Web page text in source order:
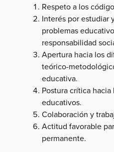
Respeto a los
Interés por estudiar
problemas
responsabilidad
Apertura hacia los
teórico-
educativa.
Postura crítica
educativos.
Colaboración y
Actitud favorable
permanente.